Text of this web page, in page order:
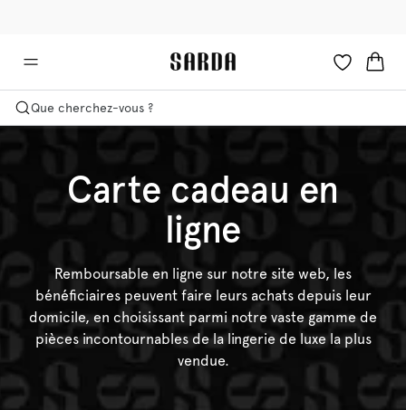
Que cherchez-vous ?
Carte cadeau en
ligne
Remboursable en ligne sur notre site web, les
bénéficiaires peuvent faire leurs achats depuis leur
domicile, en choisissant parmi notre vaste gamme de
pièces incontournables de la lingerie de luxe la plus
vendue.